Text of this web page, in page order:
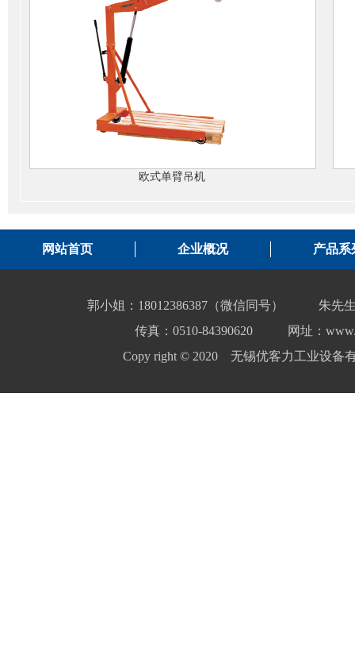
欧式单臂吊机
网站首页 企业概况 产品系
郭小姐：18012386387（微信同号）
朱先
传真：0510-84390620
网址：
Copy right © 2020 无锡优客力工业设备